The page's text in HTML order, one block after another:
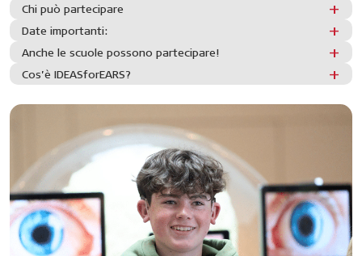
Chi può partecipare
Date importanti:
Anche le scuole possono partecipare!
Cos’è IDEASforEARS?